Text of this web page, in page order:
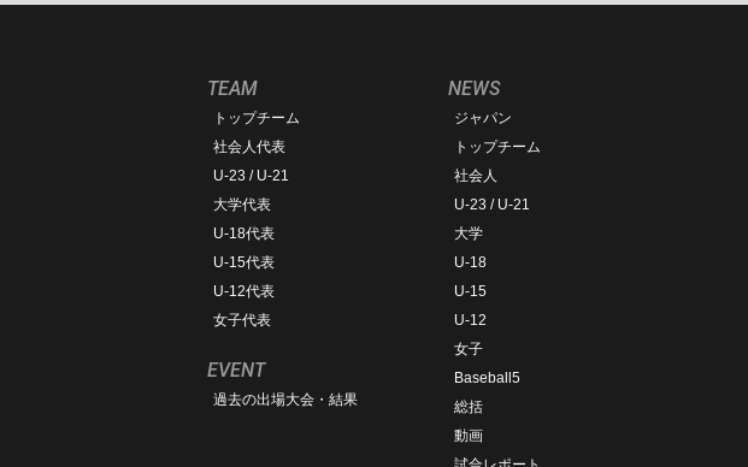
TEAM
トップチーム
社会人代表
U-23 / U-21
大学代表
U-18代表
U-15代表
U-12代表
女子代表
EVENT
過去の出場大会・結果
NEWS
ジャパン
トップチーム
社会人
U-23 / U-21
大学
U-18
U-15
U-12
女子
Baseball5
総括
動画